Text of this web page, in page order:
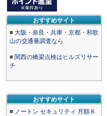
おすすめサイト
■ 大阪・奈良・兵庫・京都・和歌
山の交通量調査なら
■ 関西の橋梁点検はヒルズリサー
チ
おすすめサイト
■ ノートン セキュリティ 月額８